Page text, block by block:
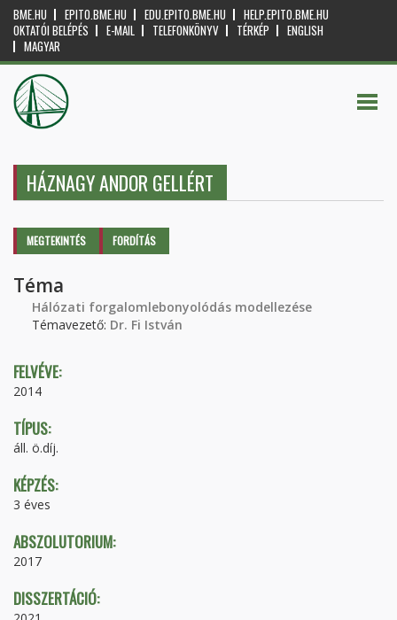
BME.HU EPITO.BME.HU EDU.EPITO.BME.HU
HELP.EPITO.BME.HU
OKTATÓI BELÉPÉS
E-MAIL TELEFONKÖNYV TÉRKÉP
ENGLISH
MAGYAR
HÁZNAGY ANDOR GELLÉRT
Elsődleges fülek
MEGTEKINTÉS (AKTÍVFORDÍTÁS
Téma
Hálózati forgalomlebonyolódás modellezése
Témavezető: Dr. Fi István
FELVÉVE:
2014
TÍPUS:
áll. ö.díj.
KÉPZÉS:
3 éves
ABSZOLUTORIUM:
2017
DISSZERTÁCIÓ: